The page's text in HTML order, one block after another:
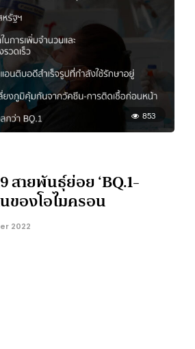
853
สายพันธุ์ย่อย ‘BQ.1-
นของโอไมครอน
2022